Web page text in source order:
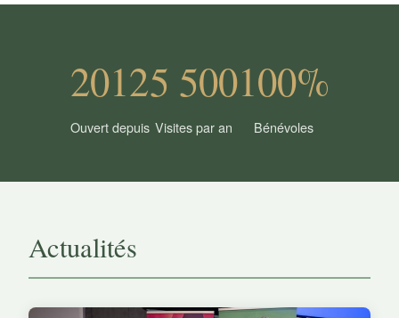
2012
Ouvert depuis
5 500
Visites par an
100%
Bénévoles
Actualités